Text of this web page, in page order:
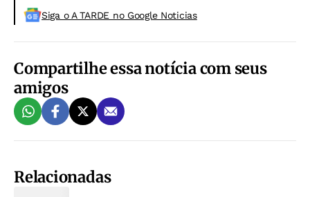
Siga o A TARDE no Google Noticias
Compartilhe essa notícia com seus
amigos
Relacionadas